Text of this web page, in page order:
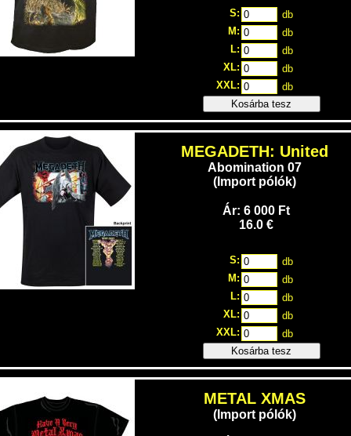
S:
db
M:
db
L:
db
XL:
db
XXL:
db
Kosárba tesz
MEGADETH: United
Abomination 07
(Import pólók)
Ár: 6 000 Ft
16.0 €
S:
db
M:
db
L:
db
XL:
db
XXL:
db
Kosárba tesz
METAL XMAS
(Import pólók)